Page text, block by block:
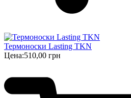
Термоноски Lasting TKN
Цена:510,00 грн